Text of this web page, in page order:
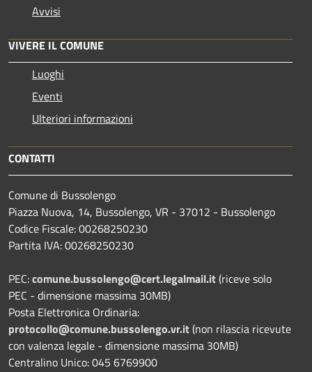
Avvisi
VIVERE IL COMUNE
Luoghi
Eventi
Ulteriori informazioni
CONTATTI
Comune di Bussolengo
Piazza Nuova, 14, Bussolengo, VR - 37012 - Bussolengo
Codice Fiscale: 00268250230
Partita IVA: 00268250230
PEC:comune.bussolengo@cert.legalmail.it(riceve solo
PEC - dimensione massima 30MB)
Posta Elettronica Ordinaria:
protocollo@comune.bussolengo.vr.it(non rilascia ricevute
con valenza legale - dimensione massima 30MB)
Centralino Unico: 045 6769900